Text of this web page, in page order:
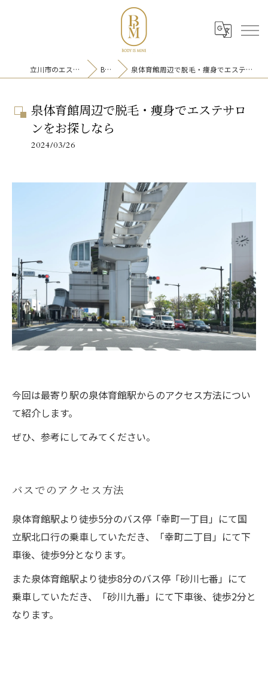
泉体育館周辺で脱毛・痩身でエス
テサロンをお探しなら
立川市のエステならBIM BLOG 泉体育館周辺で脱毛・痩身でエステサロンをお探しなら
泉体育館周辺で脱毛・痩身でエステサロ
ンをお探しなら
2024/03/26
今回は最寄り駅の泉体育館駅からのアクセス方法につい
て紹介します。
ぜひ、参考にしてみてください。
バスでのアクセス方法
泉体育館駅より徒歩5分のバス停「幸町一丁目」にて国
立駅北口行の乗車していただき、「幸町二丁目」にて下
車後、徒歩9分となります。
また泉体育館駅より徒歩8分のバス停「砂川七番」にて
乗車していただき、「砂川九番」にて下車後、徒歩2分と
なります。